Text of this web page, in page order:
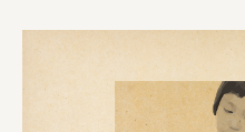
フードバレーとかち首都
株式会社 中華・高橋